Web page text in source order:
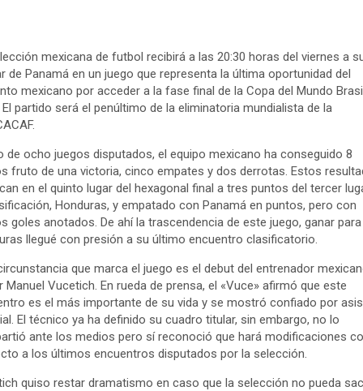
mexicana de futbol recibirá a las 20:30 horas del viernes a
de Panamá en un juego que representa la última oportunidad del
mexicano por acceder a la fase final de la Copa del Mundo
El partido será el penúltimo de la eliminatoria mundialista de la
de ocho juegos disputados, el equipo mexicano ha conseguido 8
fruto de una victoria, cinco empates y dos derrotas. Estos
en el quinto lugar del hexagonal final a tres puntos del tercer
Honduras, y empatado con Panamá en puntos, pero con
goles anotados. De ahí la trascendencia de este juego, ganar
llegué con presión a su último encuentro clasificatorio.
que marca el juego es el debut del entrenador
Manuel Vucetich. En rueda de prensa, el «Vuce» afirmó que este
es el más importante de su vida y se mostró confiado por
El técnico ya ha definido su cuadro titular, sin embargo, no lo
ante los medios pero sí reconoció que hará modificaciones
a los últimos encuentros disputados por la selección.
quiso restar dramatismo en caso que la selección no pueda